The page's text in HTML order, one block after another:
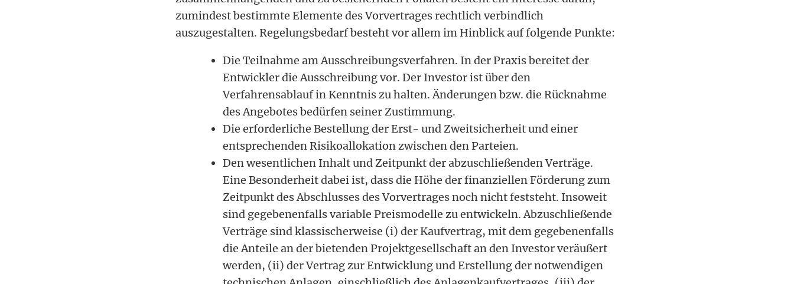
zumindest bestimmte Elemente des Vorvertrages rechtlich verbindlich
auszugestalten. Regelungsbedarf besteht vor allem im Hinblick auf folgende Punkte:
Die Teilnahme am Ausschreibungsverfahren. In der Praxis bereitet der
Entwickler die Ausschreibung vor. Der Investor ist über den
Verfahrensablauf in Kenntnis zu halten. Änderungen bzw. die Rücknahme
des Angebotes bedürfen seiner Zustimmung.
Die erforderliche Bestellung der Erst- und Zweitsicherheit und einer
entsprechenden Risikoallokation zwischen den Parteien.
Den wesentlichen Inhalt und Zeitpunkt der abzuschließenden Verträge.
Eine Besonderheit dabei ist, dass die Höhe der finanziellen Förderung zum
Zeitpunkt des Abschlusses des Vorvertrages noch nicht feststeht. Insoweit
sind gegebenenfalls variable Preismodelle zu entwickeln. Abzuschließende
Verträge sind klassischerweise (i) der Kaufvertrag, mit dem gegebenenfalls
die Anteile an der bietenden Projektgesellschaft an den Investor veräußert
werden, (ii) der Vertrag zur Entwicklung und Erstellung der notwendigen